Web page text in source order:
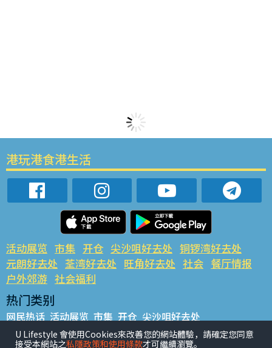
港玩港食港生活
活动展览 市集 开仓 尖沙咀好去处 铜锣湾好去处
元朗好去处 荃湾好去处 旺角好去处 社会 餐厅情报
户外郊游 社会福利
热门类别
网民热话 活动展览 市集 开仓 尖沙咀好去处
铜锣湾好去处 元朗好去处 荃湾好去处 旺角好去处 社会
U Lifestyle 會使用Cookies來改善您的網站體驗，請確定您同意
接受本網站之私隱政策和使用條款才可繼續瀏覽。